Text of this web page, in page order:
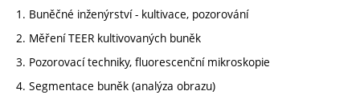
1. Buněčné inženýrství - kultivace, pozorování
2. Měření TEER kultivovaných buněk
3. Pozorovací techniky, fluorescenční mikroskopie
4. Segmentace buněk (analýza obrazu)